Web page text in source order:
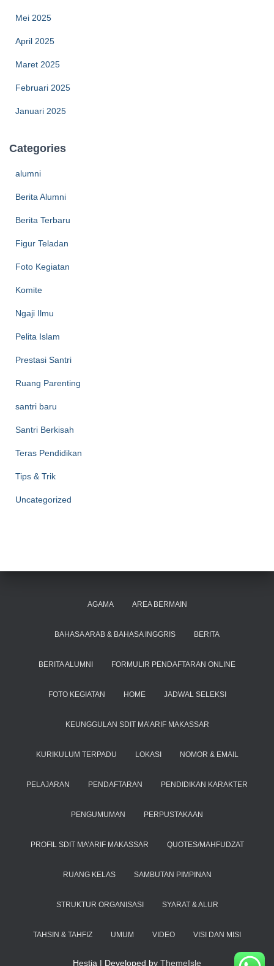
Mei 2025
April 2025
Maret 2025
Februari 2025
Januari 2025
Categories
alumni
Berita Alumni
Berita Terbaru
Figur Teladan
Foto Kegiatan
Komite
Ngaji Ilmu
Pelita Islam
Prestasi Santri
Ruang Parenting
santri baru
Santri Berkisah
Teras Pendidikan
Tips & Trik
Uncategorized
AGAMA AREA BERMAIN
BAHASA ARAB & BAHASA INGGRIS BERITA
BERITA ALUMNI FORMULIR PENDAFTARAN ONLINE
FOTO KEGIATAN HOME JADWAL SELEKSI
KEUNGGULAN SDIT MA’ARIF MAKASSAR
KURIKULUM TERPADU LOKASI NOMOR & EMAIL
PELAJARAN PENDAFTARAN PENDIDIKAN KARAKTER
PENGUMUMAN PERPUSTAKAAN
PROFIL SDIT MA’ARIF MAKASSAR QUOTES/MAHFUDZAT
RUANG KELAS SAMBUTAN PIMPINAN
STRUKTUR ORGANISASI SYARAT & ALUR
TAHSIN & TAHFIZ UMUM VIDEO VISI DAN MISI
Hestia | Developed by ThemeIsle